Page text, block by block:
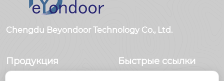
Chengdu Beyondoor Technology Co., Ltd.
Продукция Быстрые ссылки